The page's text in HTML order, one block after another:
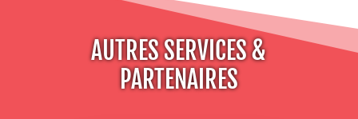
AUTRES SERVICES &
PARTENAIRES